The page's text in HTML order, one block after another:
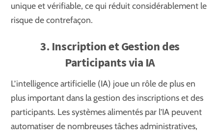
unique et vérifiable, ce qui réduit considérablement le
risque de contrefaçon.
3. Inscription et Gestion des
Participants via IA
L’intelligence artificielle (IA) joue un rôle de plus en
plus important dans la gestion des inscriptions et des
participants. Les systèmes alimentés par l’IA peuvent
automatiser de nombreuses tâches administratives,